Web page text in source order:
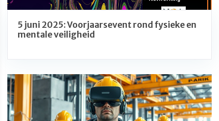
5 juni 2025: Voorjaarsevent rond fysieke en
mentale veiligheid